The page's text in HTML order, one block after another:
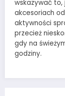
wskazywać to,
akcesoriach
aktywności
przecież
gdy na
godziny.